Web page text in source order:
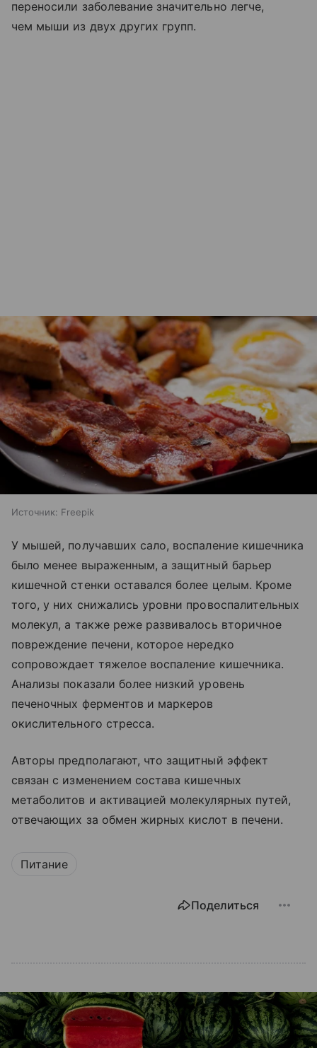
переносили заболевание значительно легче,
чем мыши из двух других групп.
Источник: Freepik
У мышей, получавших сало, воспаление кишечника
было менее выраженным, а защитный барьер
кишечной стенки оставался более целым. Кроме
того, у них снижались уровни провоспалительных
молекул, а также реже развивалось вторичное
повреждение печени, которое нередко
сопровождает тяжелое воспаление кишечника.
Анализы показали более низкий уровень
печеночных ферментов и маркеров
окислительного стресса.
Авторы предполагают, что защитный эффект
связан с изменением состава кишечных
метаболитов и активацией молекулярных путей,
отвечающих за обмен жирных кислот в печени.
Питание
Поделиться